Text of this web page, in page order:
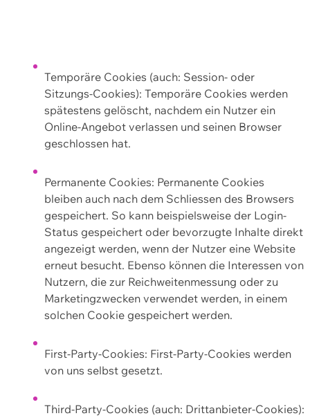
Temporäre Cookies (auch: Session- oder
Sitzungs-Cookies): Temporäre Cookies werden
spätestens gelöscht, nachdem ein Nutzer ein
Online-Angebot verlassen und seinen Browser
geschlossen hat.
Permanente Cookies: Permanente Cookies
bleiben auch nach dem Schliessen des Browsers
gespeichert. So kann beispielsweise der Login-
Status gespeichert oder bevorzugte Inhalte direkt
angezeigt werden, wenn der Nutzer eine Website
erneut besucht. Ebenso können die Interessen von
Nutzern, die zur Reichweitenmessung oder zu
Marketingzwecken verwendet werden, in einem
solchen Cookie gespeichert werden.
First-Party-Cookies: First-Party-Cookies werden
von uns selbst gesetzt.
Third-Party-Cookies (auch: Drittanbieter-Cookies):